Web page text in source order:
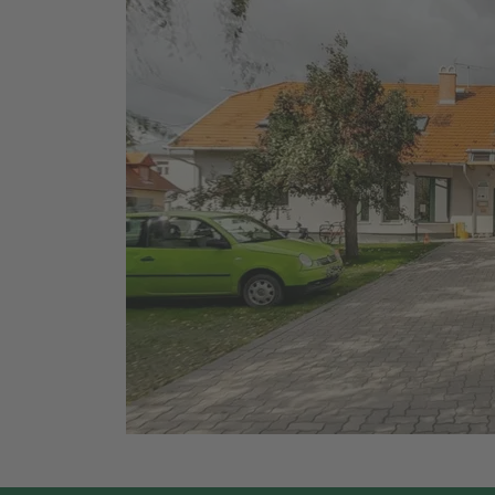
Lavender Mist
forest green
Warm Yellow
Sky Blue - 501
kék (Navy)
bőr (249)
ochre
Grey (020)
Dark Grey (030)
Basalt
Frost Green
Nimbus Blue-Hidden
Acorn (166)
Hokkaido Orange
Mountain Blue
Dark Sand
Lava-Dark Lava
Storm-Dark Navy (638-